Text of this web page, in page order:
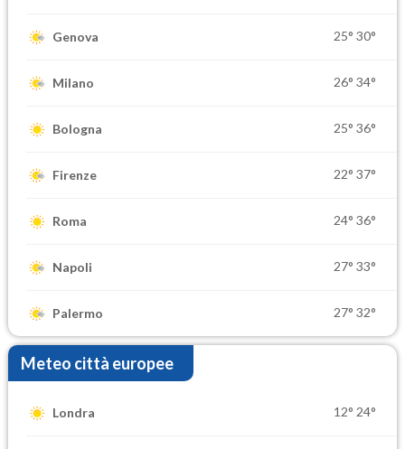
Genova 25° 30°
Milano 26° 34°
Bologna 25° 36°
Firenze 22° 37°
Roma 24° 36°
Napoli 27° 33°
Palermo 27° 32°
Meteo città europee
Londra 12° 24°